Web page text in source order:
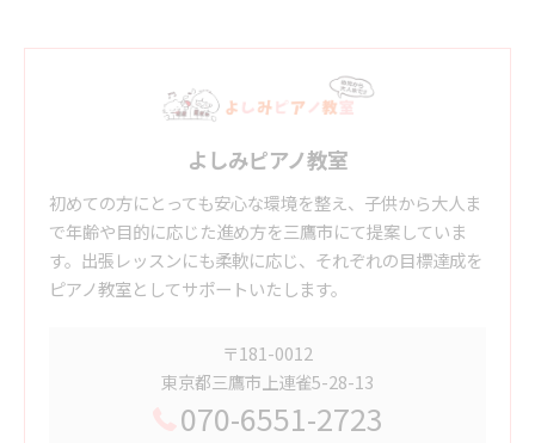
よしみピアノ教室
初めての方にとっても安心な環境を整え、子供から大人ま
で年齢や目的に応じた進め方を三鷹市にて提案していま
す。出張レッスンにも柔軟に応じ、それぞれの目標達成を
ピアノ教室としてサポートいたします。
〒181-0012
東京都三鷹市上連雀5-28-13
070-6551-2723